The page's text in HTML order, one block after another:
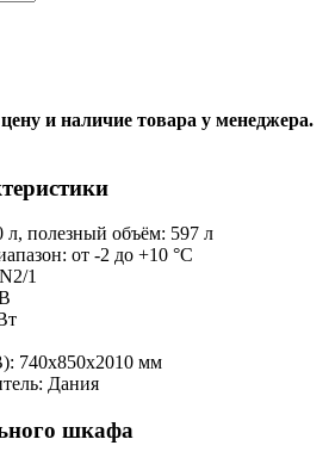
и наличие товара у менеджера.
полезный объём: 597 л
от -2 до +10 °C
1
740x850x2010 мм
Дания
шкафа